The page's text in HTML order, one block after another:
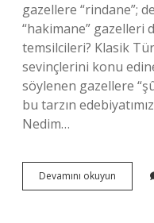
gazellere “rindane”;
“hakimane” gazelleri
temsilcileri? Klasik
sevinçlerini konu
söylenen gazellere
bu tarzın
Nedim…
Devamını okuyun
Gazel